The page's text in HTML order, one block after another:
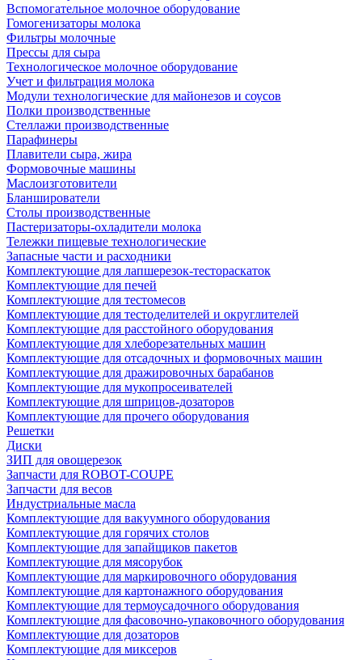
Вспомогательное молочное оборудование
Гомогенизаторы молока
Фильтры молочные
Прессы для сыра
Технологическое молочное оборудование
Учет и фильтрация молока
Модули технологические для майонезов и соусов
Полки производственные
Стеллажи производственные
Парафинеры
Плавители сыра, жира
Формовочные машины
Маслоизготовители
Бланширователи
Столы производственные
Пастеризаторы-охладители молока
Тележки пищевые технологические
Запасные части и расходники
Комплектующие для лапшерезок-тестораскаток
Комплектующие для печей
Комплектующие для тестомесов
Комплектующие для тестоделителей и округлителей
Комплектующие для расстойного оборудования
Комплектующие для хлеборезательных машин
Комплектующие для отсадочных и формовочных машин
Комплектующие для дражировочных барабанов
Комплектующие для мукопросеивателей
Комплектующие для шприцов-дозаторов
Комплектующие для прочего оборудования
Решетки
Диски
ЗИП для овощерезок
Запчасти для ROBOT-COUPE
Запчасти для весов
Индустриальные масла
Комплектующие для вакуумного оборудования
Комплектующие для горячих столов
Комплектующие для запайщиков пакетов
Комплектующие для мясорубок
Комплектующие для маркировочного оборудования
Комплектующие для картонажного оборудования
Комплектующие для термоусадочного оборудования
Комплектующие для фасовочно-упаковочного оборудования
Комплектующие для дозаторов
Комплектующие для миксеров